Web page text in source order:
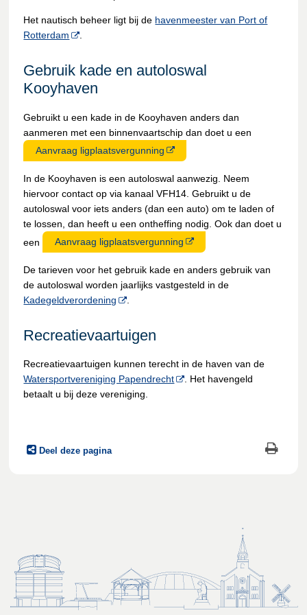
Het nautisch beheer ligt bij de havenmeester van Port of
Rotterdam
Gebruik kade en autoloswal
Kooyhaven
Gebruikt u een kade in de Kooyhaven anders dan
aanmeren met een binnenvaartschip dan doet u een
Aanvraag ligplaatsvergunning
In de Kooyhaven is een autoloswal aanwezig. Neem
hiervoor contact op via kanaal VFH14. Gebruikt u de
autoloswal voor iets anders (dan een auto) om te laden of
te lossen, dan heeft u een ontheffing nodig. Ook dan doet u
een
Aanvraag ligplaatsvergunning
De tarieven voor het gebruik kade en anders gebruik van
de autoloswal worden jaarlijks vastgesteld in de
Kadegeldverordening
Recreatievaartuigen
Recreatievaartuigen kunnen terecht in de haven van de
Watersportvereniging Papendrecht
. Het havengeld
betaalt u bij deze vereniging.
Deel deze pagina